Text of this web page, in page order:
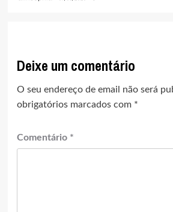
Deixe um comentário
O seu endereço de email não será
obrigatórios marcados com *
Comentário *